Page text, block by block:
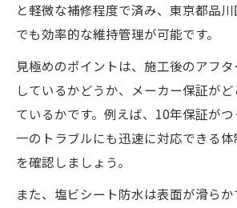
と軽微な補修程度で済み、東京都品
でも効率的な維持管理が可能です。
見極めのポイントは、施工後のアフ
しているかどうか、メーカー保証が
ているかです。例えば、10年保証が
一のトラブルにも迅速に対応できる
を確認しましょう。
また、塩ビシート防水は表面が滑ら